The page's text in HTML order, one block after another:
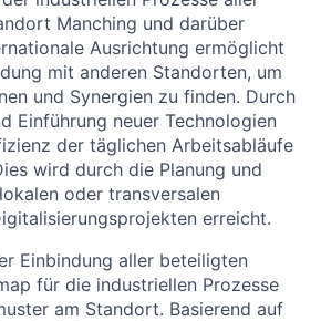
Manching und darüber
Ausrichtung ermöglicht
mit anderen Standorten, um
und Synergien zu finden. Durch
Einführung neuer Technologien
der täglichen Arbeitsabläufe
wird durch die Planung und
oder transversalen
erreicht.
Einbindung aller beteiligten
für die industriellen Prozesse
am Standort. Basierend auf